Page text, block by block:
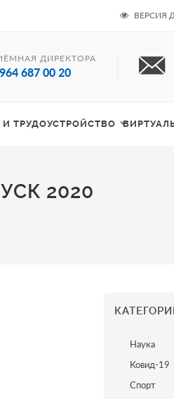
ВЕРСИЯ
ДИРЕКТОРА
687 00 20
И ТРУДОУСТРОЙСТВО
2020
Наука
Ковид-19
Спорт